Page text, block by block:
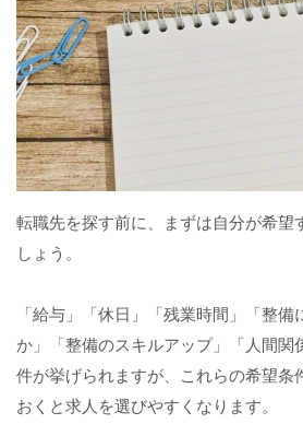
転職先を探す前に、まずは自分が希望
しょう。
「給与」「休日」「残業時間」「整備
か」「整備のスキルアップ」「人間関
件が挙げられますが、これらの希望条
おくと求人を選びやすくなります。